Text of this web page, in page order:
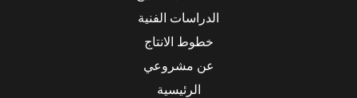
الدراسات الفنية
خطوط الانتاج
عن مشروعي
الرئيسية